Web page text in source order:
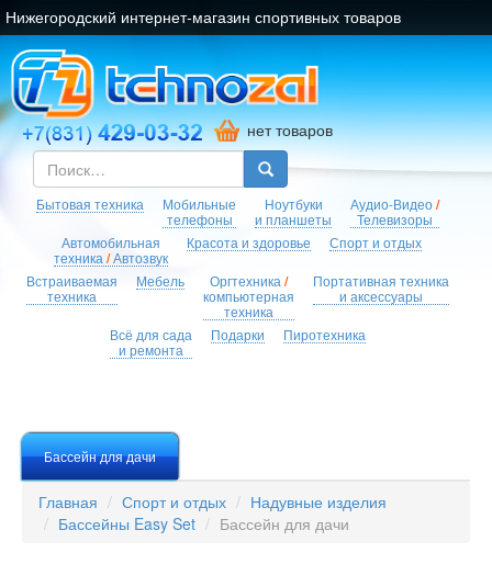
Нижегородский интернет-магазин спортивных товаров
нет товаров
Бытовая техника
Мобильные
телефоны
Ноутбуки
и планшеты
Аудио-Видео/
Телевизоры
Автомобильная
техника /Автозвук
Красота и здоровье Спорт и отдых
Встраиваемая
техника
Мебель Оргтехника /
компьютерная
техника
Портативная техника
и аксессуары
Всё для сада
и ремонта
Подарки Пиротехника
Бассейн для дачи
Главная Спорт и отдых
Надувные изделия
Бассейны Easy Set
Бассейн для дачи